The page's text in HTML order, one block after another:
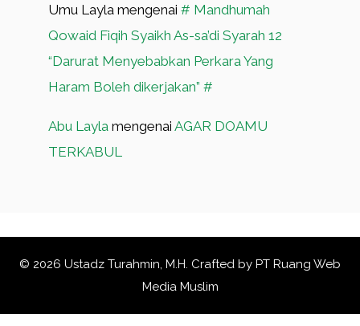
Umu Layla mengenai # Mandhumah
Qowaid Fiqih Syaikh As-sa’di Syarah 12
“Darurat Menyebabkan Perkara Yang
Haram Boleh dikerjakan” #
Abu Layla mengenai AGAR DOAMU
TERKABUL
© 2026 Ustadz Turahmin, M.H. Crafted by PT Ruang Web
Media Muslim